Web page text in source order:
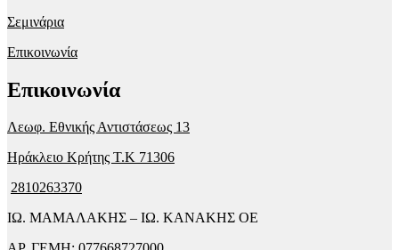
Σεμινάρια
Επικοινωνία
Επικοινωνία
Λεωφ. Εθνικής Αντιστάσεως 13
Ηράκλειο Κρήτης T.K 71306
2810263370
ΙΩ. ΜΑΜΑΛΑΚΗΣ – ΙΩ. ΚΑΝΑΚΗΣ ΟΕ